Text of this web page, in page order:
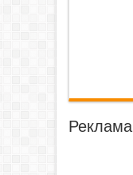
Реклама